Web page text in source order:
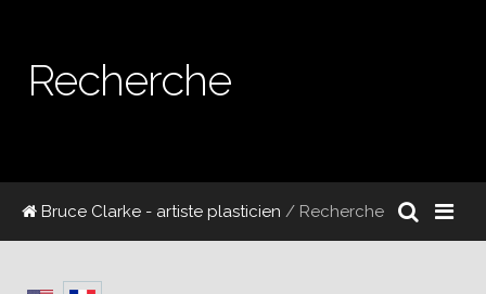
Recherche
Bruce Clarke - artiste plasticien / Recherche